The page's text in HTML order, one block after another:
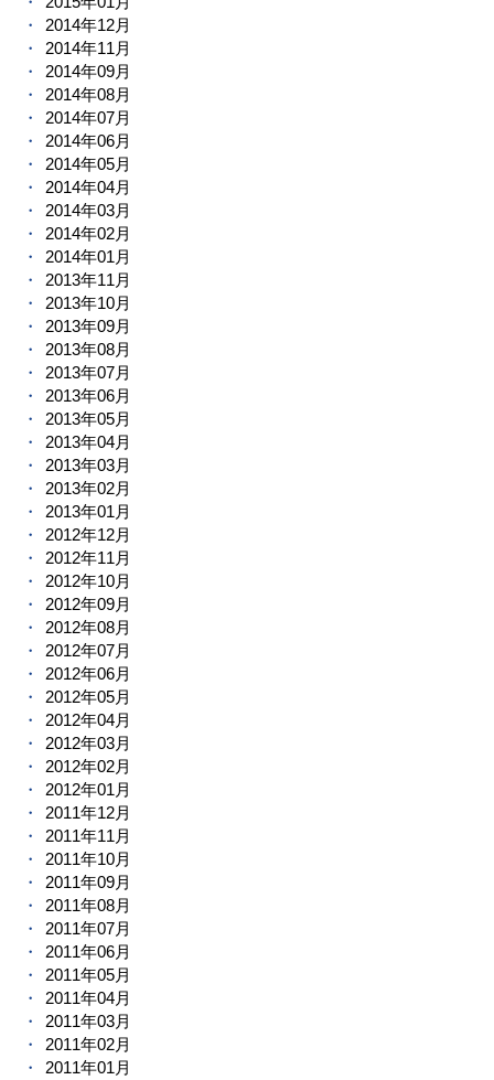
2014年12月
2014年11月
2014年09月
2014年08月
2014年07月
2014年06月
2014年05月
2014年04月
2014年03月
2014年02月
2014年01月
2013年11月
2013年10月
2013年09月
2013年08月
2013年07月
2013年06月
2013年05月
2013年04月
2013年03月
2013年02月
2013年01月
2012年12月
2012年11月
2012年10月
2012年09月
2012年08月
2012年07月
2012年06月
2012年05月
2012年04月
2012年03月
2012年02月
2012年01月
2011年12月
2011年11月
2011年10月
2011年09月
2011年08月
2011年07月
2011年06月
2011年05月
2011年04月
2011年03月
2011年02月
2011年01月